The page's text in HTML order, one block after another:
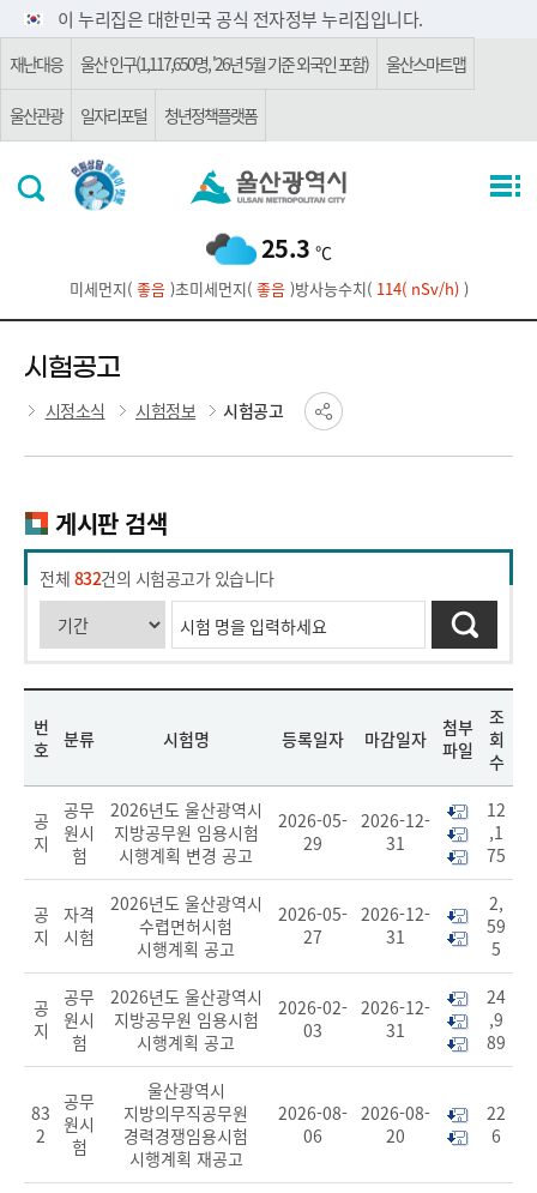
주요 메뉴로 건너뛰기
본문으로가기이 누리집은 대한민국 공식 전자정부 누리집입니다.
재난대응 울산 인구(1,117,650명, '26년 5월 기준 외국인 포함) 울산스마트맵
울산관광 일자리포털 청년정책플랫폼
25.3 ℃
미세먼지( 좋음)초미세먼지( 좋음)방사능수치(114( nSv/h) )
시험공고
시정소식 시험정보 시험공고
게시판 검색
전체 832건의 시험공고가 있습니다
번
호
분류 시험명 등록일자 마감일자
첨부
파일
조
회
수
공
지
공무
원시
험
2026년도 울산광역시
지방공무원 임용시험
시행계획 변경 공고
2026-05-
29
2026-12-
31
12
,1
75
공
지
자격
시험
2026년도 울산광역시
수렵면허시험
시행계획 공고
2026-05-
27
2026-12-
31
2,
59
5
공
지
공무
원시
험
2026년도 울산광역시
지방공무원 임용시험
시행계획 공고
2026-02-
03
2026-12-
31
24
,9
89
83
2
공무
원시
험
울산광역시
지방의무직공무원
경력경쟁임용시험
시행계획 재공고
2026-08-
06
2026-08-
20
22
6